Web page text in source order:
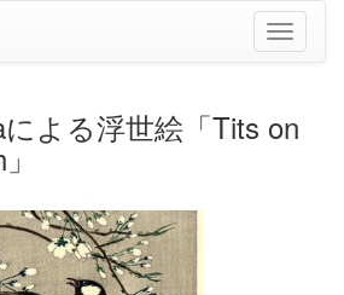
ナ
ビ
シ
よる浮世絵「Tits on